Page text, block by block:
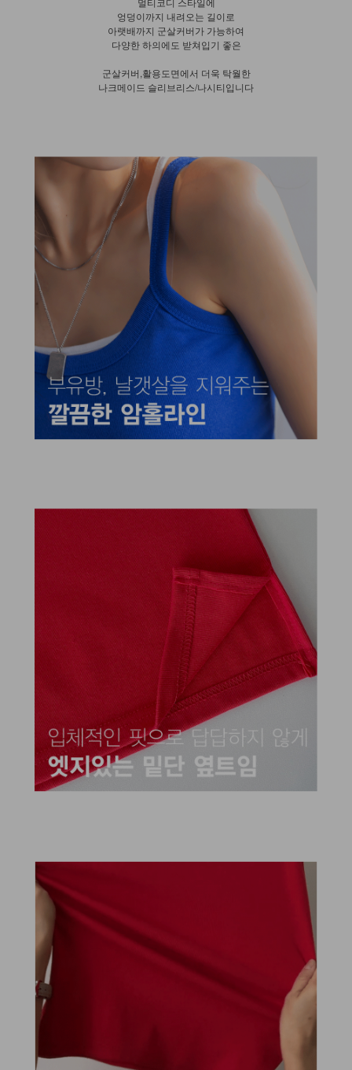
엉덩이까지 내려오는 길이로
아랫배까지 군살커버가 가능하여
다양한 하의에도 받쳐입기 좋은
군살커버,활용도면에서 더욱 탁월한
나크메이드 슬리브리스/나시티입니다